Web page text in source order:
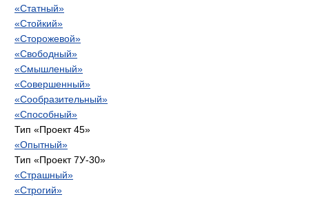
«Статный»
«Стойкий»
«Сторожевой»
«Свободный»
«Смышленый»
«Совершенный»
«Сообразительный»
«Способный»
Тип «Проект 45»
«Опытный»
Тип «Проект 7У-30»
«Страшный»
«Строгий»